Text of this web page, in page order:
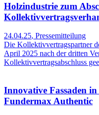
Holzindustrie zum
24.04.25, Pressemitteilung
Die Kollektivvertragspartner
April 2025 nach der dritten
Kollektivvertragsabschluss
Innovative Fassaden
Fundermax Authentic